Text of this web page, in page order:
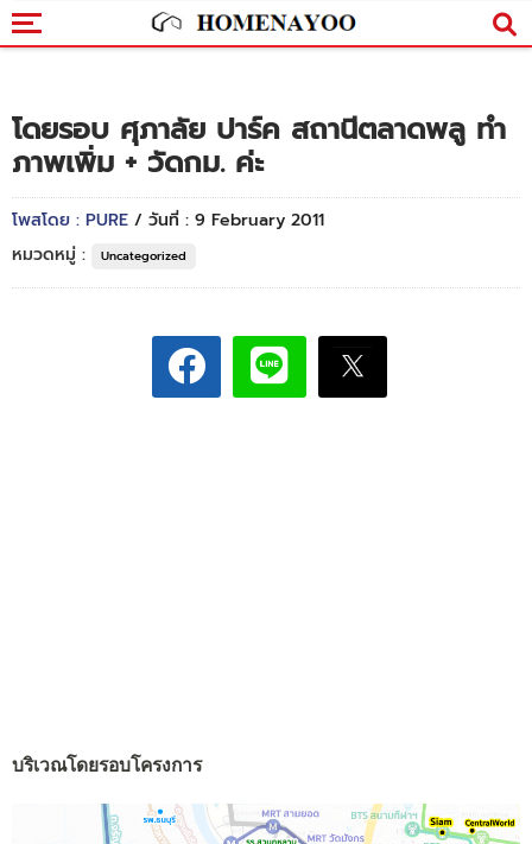
โดยรอบ ศุภาลัย ปาร์ค สถานีตลาดพลู ทำ
ภาพเพิ่ม + วัดกม. ค่ะ
โพสโดย : PURE / วันที่ : 9 February 2011
หมวดหมู่ :
Uncategorized
บริเวณโดยรอบโครงการ